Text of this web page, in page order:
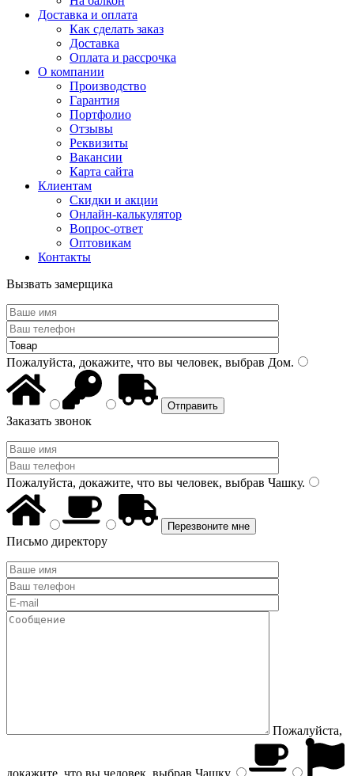
Доставка и оплата
Как сделать заказ
Доставка
Оплата и рассрочка
О компании
Производство
Гарантия
Портфолио
Отзывы
Реквизиты
Вакансии
Карта сайта
Клиентам
Скидки и акции
Онлайн-калькулятор
Вопрос-ответ
Оптовикам
Контакты
Вызвать замерщика
Пожалуйста, докажите, что вы человек, выбрав Дом.
Заказать звонок
Пожалуйста, докажите, что вы человек, выбрав Чашку.
Письмо директору
Пожалуйста,
докажите, что вы человек, выбрав Чашку.